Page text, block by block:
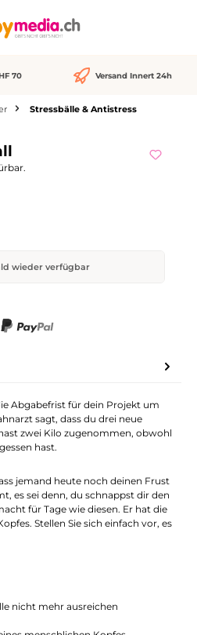
70 Versand Innert 24h
Stressbälle & Antistress
wieder verfügbar
E-Mail-Adresse
Abgabefrist für dein Projekt um
sagt, dass du drei neue
zwei Kilo zugenommen, obwohl
hast.
jemand heute noch deinen Frust
es sei denn, du schnappst dir den
für Tage wie diesen. Er hat die
Stellen Sie sich einfach vor, es
nicht mehr ausreichen